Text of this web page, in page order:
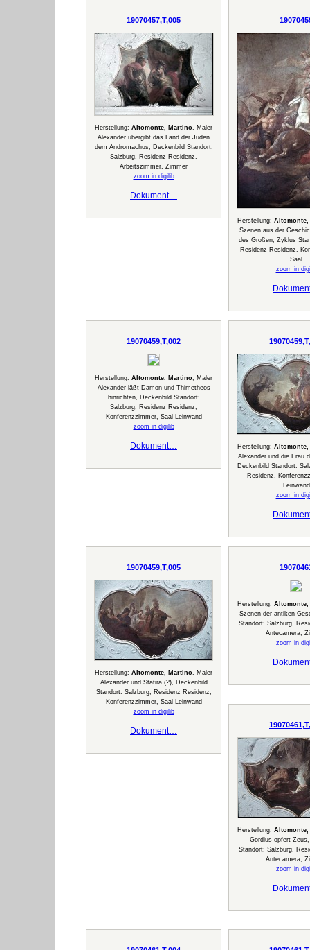
19070457,T,005
Herstellung: Altomonte, Martino, Maler
Alexander übergibt das Land der Juden
dem Andromachus, Deckenbild Standort:
Salzburg, Residenz Residenz,
Arbeitszimmer, Zimmer
zoom in digilib
Dokument…
Herstellung:
Szenen aus der
des Großen, Zyklus
Residenz Residenz,
Saal
zoom in
19070459,T,002
Herstellung: Altomonte, Martino, Maler
Alexander läßt Damon und Thimetheos
hinrichten, Deckenbild Standort:
Salzburg, Residenz Residenz,
Konferenzzimmer, Saal Leinwand
zoom in digilib
Dokument… Herstellung:
Alexander und die Frau
Deckenbild Standort:
Residenz,
Leinwand
zoom in
19070459,T,005
Herstellung: Altomonte, Martino, Maler
Alexander und Statira (?), Deckenbild
Standort: Salzburg, Residenz Residenz,
Konferenzzimmer, Saal Leinwand
zoom in digilib
Dokument…
Herstellung:
Szenen der antiken
Standort: Salzburg,
Antecamera,
zoom in
Herstellung:
Gordius opfert
Standort: Salzburg,
Antecamera,
zoom in